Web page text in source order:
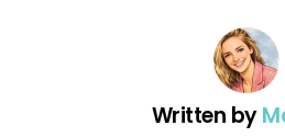
Written by